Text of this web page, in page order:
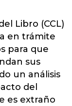
Libro (CCL)
en trámite
para que
sus
un análisis
del
es extraño